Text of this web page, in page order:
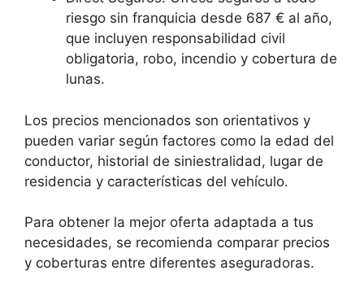
riesgo sin franquicia desde 687 € al año,
que incluyen responsabilidad civil
obligatoria, robo, incendio y cobertura de
lunas.
Los precios mencionados son orientativos y
pueden variar según factores como la edad del
conductor, historial de siniestralidad, lugar de
residencia y características del vehículo.
Para obtener la mejor oferta adaptada a tus
necesidades, se recomienda comparar precios
y coberturas entre diferentes aseguradoras.